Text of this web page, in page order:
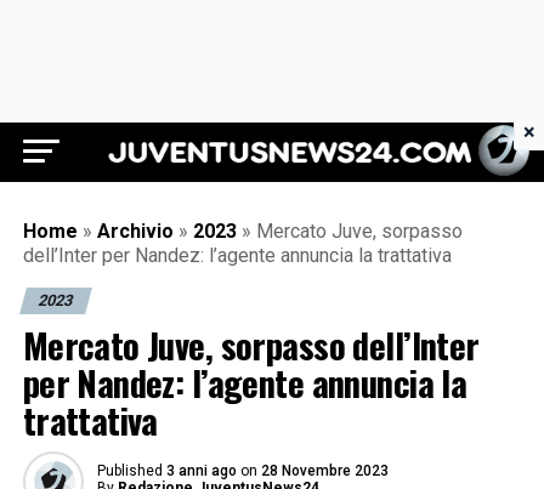
Juventus News 24
Home » Archivio » 2023 » Mercato Juve, sorpasso
dell’Inter per Nandez: l’agente annuncia la trattativa
2023
Mercato Juve, sorpasso dell’Inter
per Nandez: l’agente annuncia la
trattativa
Published 3 anni ago on 28 Novembre 2023
×